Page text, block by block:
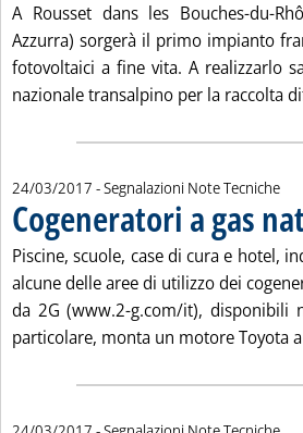
A Rousset dans les Bouches-du-
Azzurra) sorgerà il primo impianto
fotovoltaici a fine vita. A realizzarlo
nazionale transalpino per la raccolta
24/03/2017 - Segnalazioni Note Tecniche
Cogeneratori a gas
Piscine, scuole, case di cura e hotel,
alcune delle aree di utilizzo dei
da 2G (www.2-g.com/it),
particolare, monta un motore Toyota